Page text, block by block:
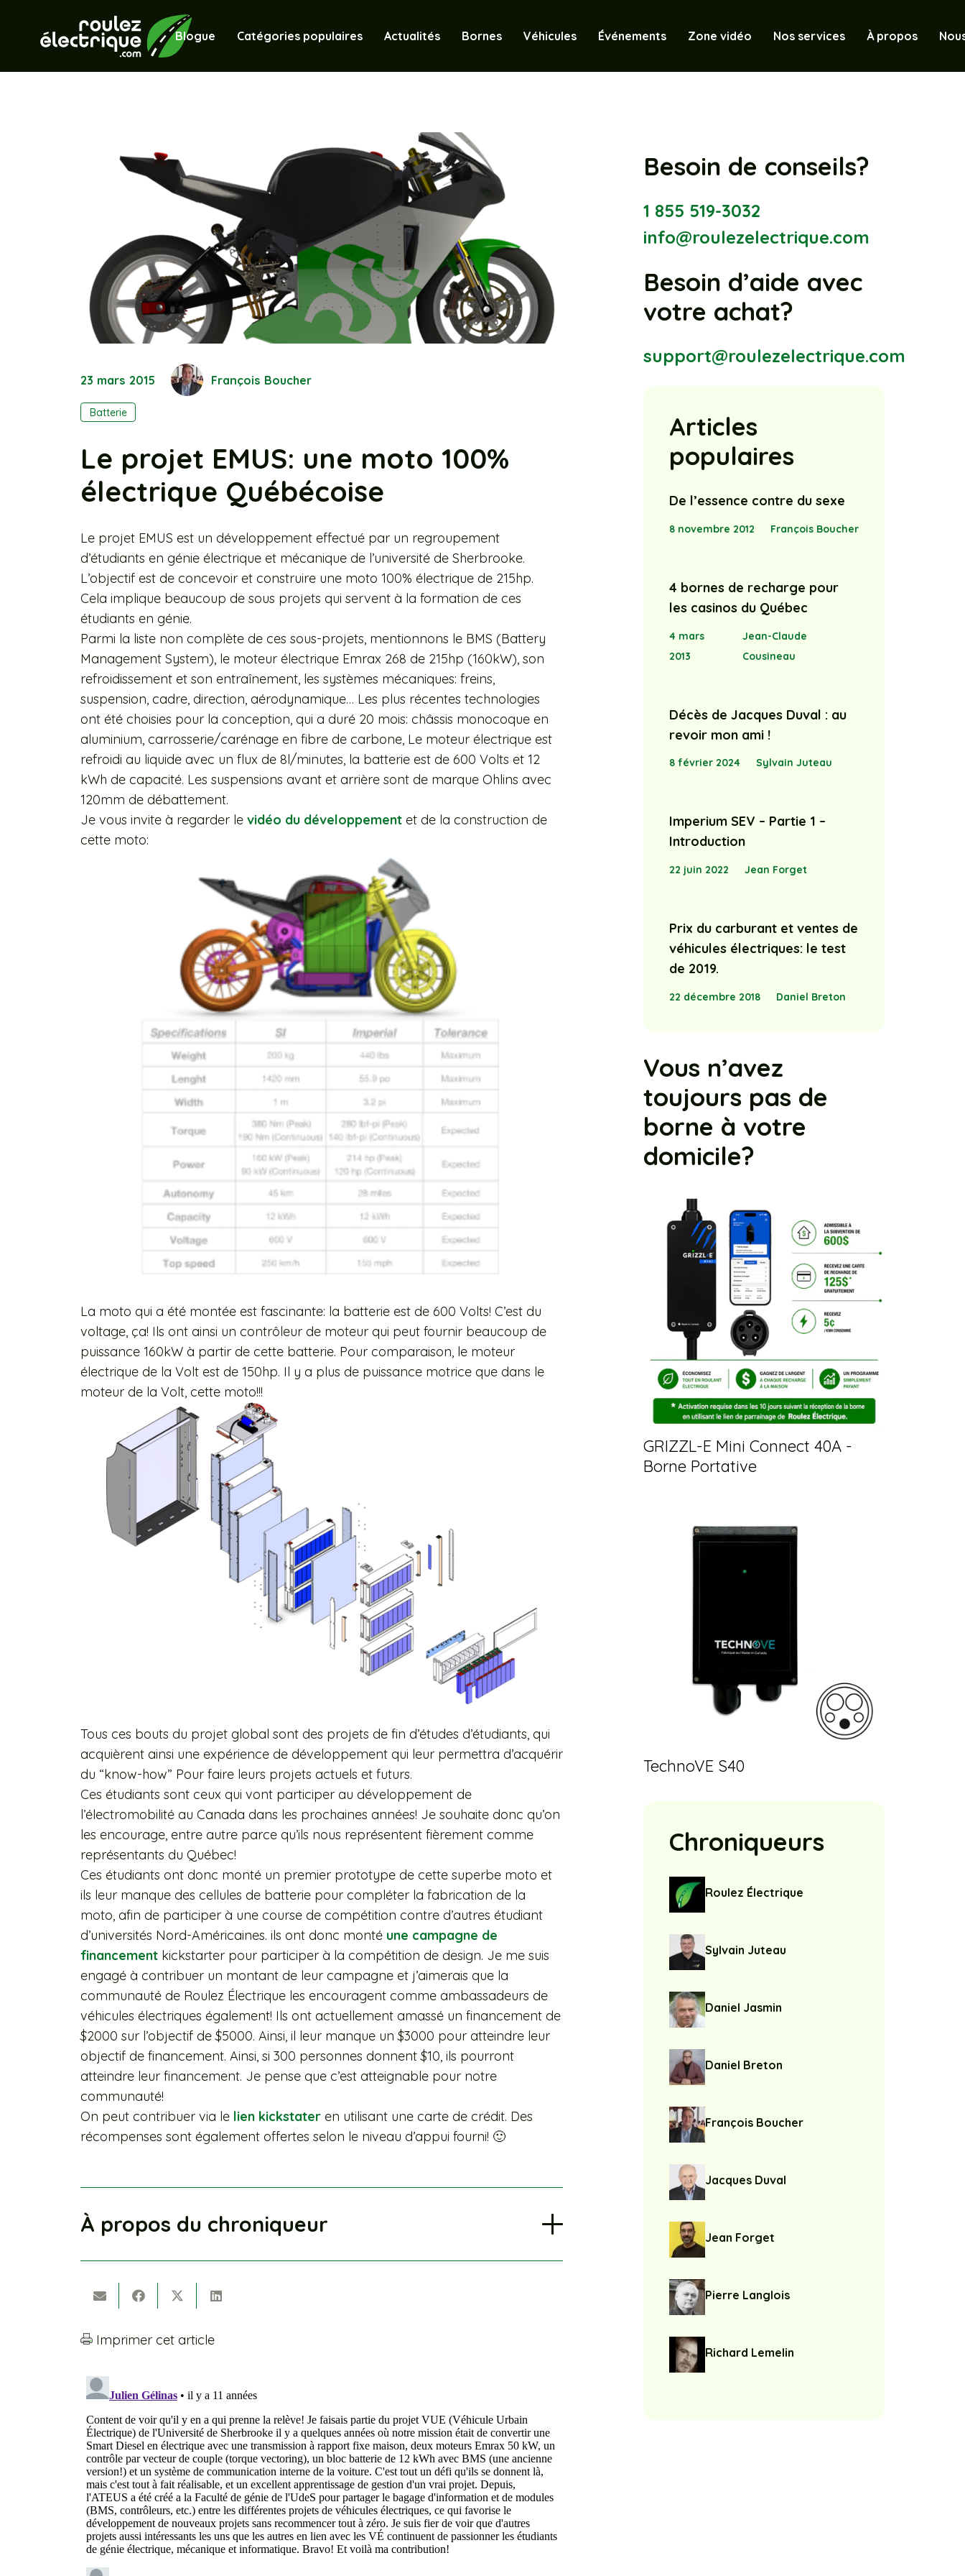
Blogue Catégories populaires Actualités Bornes Véhicules Événements Zone vidéo Nos services À propos
23 mars 2015 François Boucher
Batterie
Le projet EMUS: une moto 100%
électrique Québécoise
Le projet EMUS est un développement effectué par un regroupement
d’étudiants en génie électrique et mécanique de l’université de Sherbrooke.
L’objectif est de concevoir et construire une moto 100% électrique de 215hp.
Cela implique beaucoup de sous projets qui servent à la formation de ces
étudiants en génie.
Parmi la liste non complète de ces sous-projets, mentionnons le BMS (Battery
Management System), le moteur électrique Emrax 268 de 215hp (160kW), son
refroidissement et son entraînement, les systèmes mécaniques: freins,
suspension, cadre, direction, aérodynamique… Les plus récentes technologies
ont été choisies pour la conception, qui a duré 20 mois: châssis monocoque en
aluminium, carrosserie/carénage en fibre de carbone, Le moteur électrique est
refroidi au liquide avec un flux de 8l/minutes, la batterie est de 600 Volts et 12
kWh de capacité. Les suspensions avant et arrière sont de marque Ohlins avec
120mm de débattement.
Je vous invite à regarder le vidéo du développement et de la construction de
cette moto:
La moto qui a été montée est fascinante: la batterie est de 600 Volts! C’est du
voltage, ça! Ils ont ainsi un contrôleur de moteur qui peut fournir beaucoup de
puissance 160kW à partir de cette batterie. Pour comparaison, le moteur
électrique de la Volt est de 150hp. Il y a plus de puissance motrice que dans le
moteur de la Volt, cette moto!!!
Tous ces bouts du projet global sont des projets de fin d’études d’étudiants, qui
acquièrent ainsi une expérience de développement qui leur permettra d’acquérir
du “know-how” Pour faire leurs projets actuels et futurs.
Ces étudiants sont ceux qui vont participer au développement de
l’électromobilité au Canada dans les prochaines années! Je souhaite donc qu’on
les encourage, entre autre parce qu’ils nous représentent fièrement comme
représentants du Québec!
Ces étudiants ont donc monté un premier prototype de cette superbe moto et
ils leur manque des cellules de batterie pour compléter la fabrication de la
moto, afin de participer à une course de compétition contre d’autres étudiant
d’universités Nord-Américaines. ils ont donc monté une campagne de
financement kickstarter pour participer à la compétition de design. Je me suis
engagé à contribuer un montant de leur campagne et j’aimerais que la
communauté de Roulez Électrique les encouragent comme ambassadeurs de
véhicules électriques également! Ils ont actuellement amassé un financement de
$2000 sur l’objectif de $5000. Ainsi, il leur manque un $3000 pour atteindre leur
objectif de financement. Ainsi, si 300 personnes donnent $10, ils pourront
atteindre leur financement. Je pense que c’est atteignable pour notre
communauté!
On peut contribuer via le lien kickstater en utilisant une carte de crédit. Des
récompenses sont également offertes selon le niveau d’appui fourni! 🙂
À propos du chroniqueur
Imprimer cet article
Besoin de conseils?
1 855 519-3032
info@roulezelectrique.com
Besoin d’aide avec
votre achat?
support@roulezelectrique.com
Articles
populaires
De l’essence contre du sexe
8 novembre 2012 François Boucher
4 bornes de recharge pour
les casinos du Québec
4 mars
2013
Jean-Claude
Cousineau
Décès de Jacques Duval : au
revoir mon ami !
8 février 2024 Sylvain Juteau
Imperium SEV – Partie 1 –
Introduction
22 juin 2022 Jean Forget
Prix du carburant et ventes de
véhicules électriques: le test
de 2019.
22 décembre 2018 Daniel Breton
Vous n’avez
toujours pas de
borne à votre
domicile?
GRIZZL-E Mini Connect 40A -
Borne Portative
TechnoVE S40
Chroniqueurs
Roulez Électrique
Sylvain Juteau
Daniel Jasmin
Daniel Breton
François Boucher
Jacques Duval
Jean Forget
Pierre Langlois
Richard Lemelin